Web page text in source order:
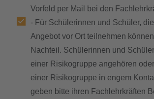
Vorfeld per Mail bei den
- Für Schülerinnen und Schüler,
Angebot vor Ort teilnehmen
Nachteil. Schülerinnen und
einer Risikogruppe angehören
einer Risikogruppe in engem
geben bitte ihren Fachlehrkräften